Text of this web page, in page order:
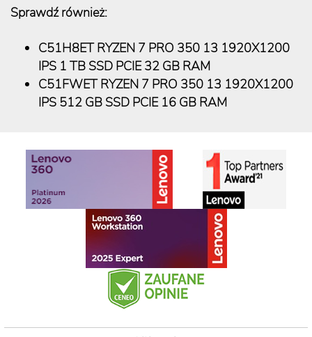
Sprawdź również:
C51H8ET RYZEN 7 PRO 350 13 1920X1200
IPS 1 TB SSD PCIE 32 GB RAM
C51FWET RYZEN 7 PRO 350 13 1920X1200
IPS 512 GB SSD PCIE 16 GB RAM